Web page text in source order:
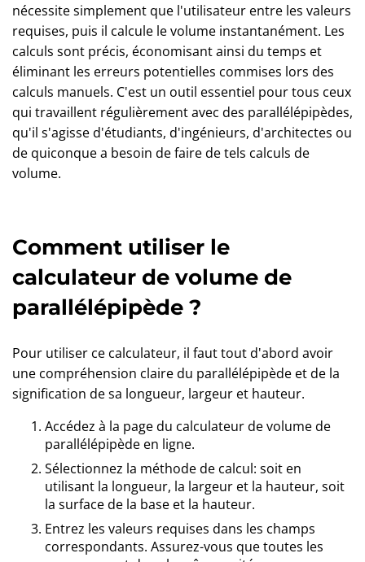
nécessite simplement que l'utilisateur entre les valeurs
requises, puis il calcule le volume instantanément. Les
calculs sont précis, économisant ainsi du temps et
éliminant les erreurs potentielles commises lors des
calculs manuels. C'est un outil essentiel pour tous ceux
qui travaillent régulièrement avec des parallélépipèdes,
qu'il s'agisse d'étudiants, d'ingénieurs, d'architectes ou
de quiconque a besoin de faire de tels calculs de
volume.
Comment utiliser le
calculateur de volume de
parallélépipède ?
Pour utiliser ce calculateur, il faut tout d'abord avoir
une compréhension claire du parallélépipède et de la
signification de sa longueur, largeur et hauteur.
Accédez à la page du calculateur de volume de
parallélépipède en ligne.
Sélectionnez la méthode de calcul: soit en
utilisant la longueur, la largeur et la hauteur, soit
la surface de la base et la hauteur.
Entrez les valeurs requises dans les champs
correspondants. Assurez-vous que toutes les